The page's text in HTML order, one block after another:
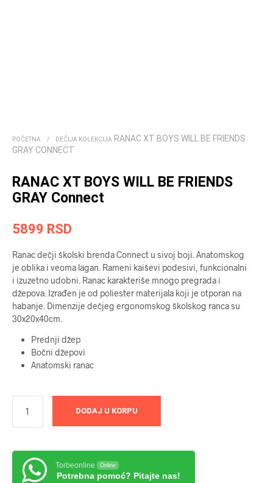
POČETNA / DEČIJA KOLEKCIJA RANAC XT BOYS WILL BE FRIENDS
GRAY CONNECT
RANAC XT BOYS WILL BE FRIENDS
GRAY Connect
5899 RSD
Ranac dečji školski brenda Connect u sivoj boji. Anatomskog
je oblika i veoma lagan. Rameni kaiševi podesivi, funkcionalni
i izuzetno udobni. Ranac karakteriše mnogo pregrada i
džepova. Izrađen je od poliester materijala koji je otporan na
habanje. Dimenzije dečjeg ergonomskog školskog ranca su
30x20x40cm.
Prednji džep
Bočni džepovi
Anatomski ranac
DODAJ U KORPU
Torbeonline Online
Potrebna pomoć? Pitajte nas!